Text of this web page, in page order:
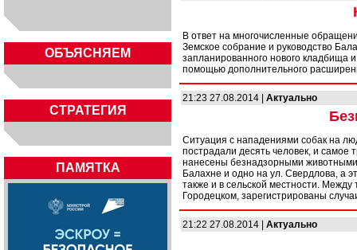
ОБЪЯСНЯЕМ
СТРАТЕГИЯ
ПАМЯТКА
В ответ на многочисленные
Земское собрание и руководство
запланированного нового кладбища
помощью дополнительного
21:23 27.08.2014 | Актуально
Ситуация с нападениями собак на
пострадали десять человек, и самое
нанесены безнадзорными
Балахне и одно на ул. Свердлова, а
также и в сельской местности.
Городецком, зарегистрированы
21:22 27.08.2014 | Актуально